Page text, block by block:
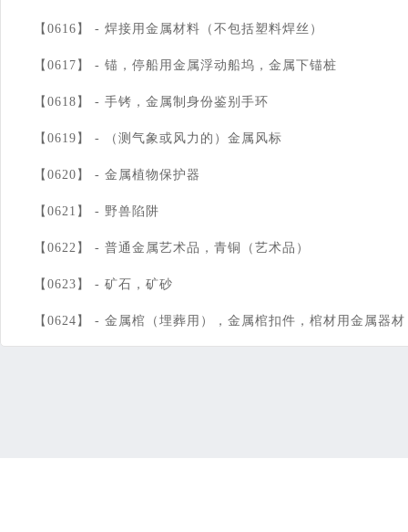
【0616】 - 焊接用金属材料（不包括塑料焊丝）
【0617】 - 锚，停船用金属浮动船坞，金属下锚桩
【0618】 - 手铐，金属制身份鉴别手环
【0619】 - （测气象或风力的）金属风标
【0620】 - 金属植物保护器
【0621】 - 野兽陷阱
【0622】 - 普通金属艺术品，青铜（艺术品）
【0623】 - 矿石，矿砂
【0624】 - 金属棺（埋葬用），金属棺扣件，棺材用金属器材